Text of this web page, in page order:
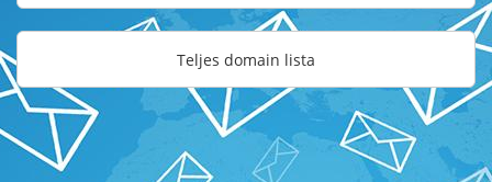
Teljes domain lista